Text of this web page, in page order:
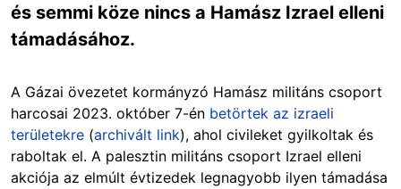
és semmi köze nincs a Hamász Izrael elleni
támadásához.
A Gázai övezetet kormányzó Hamász militáns csoport
harcosai 2023. október 7-én betörtek az izraeli
területekre (archivált link), ahol civileket gyilkoltak és
raboltak el. A palesztin militáns csoport Izrael elleni
akciója az elmúlt évtizedek legnagyobb ilyen támadása